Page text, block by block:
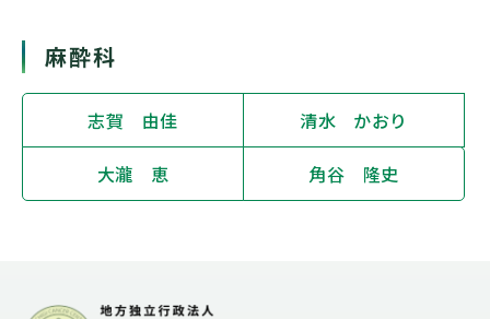
麻酔科
志賀 由佳 清水 かおり
大瀧 恵 角谷 隆史